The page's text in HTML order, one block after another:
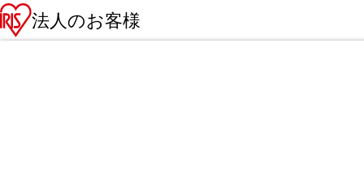
法人のお客様